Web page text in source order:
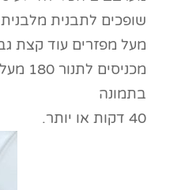
שופכים לתבנית מלבנית
מעל מפזרים עוד קצת
בתמונה
40 דקות או יותר.